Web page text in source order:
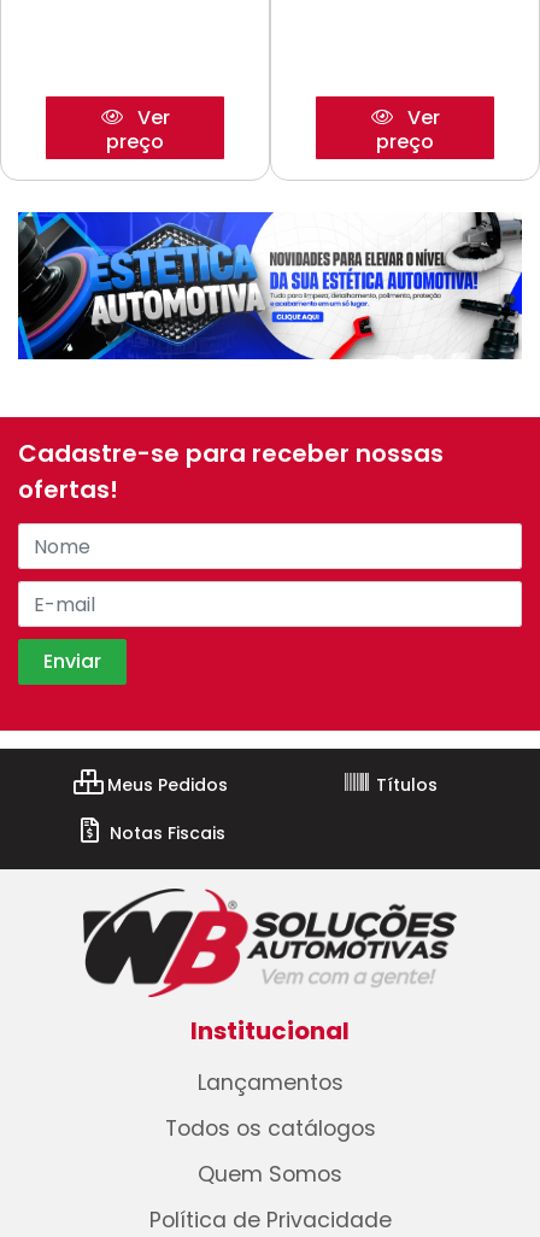
Ver
preço
Ver
preço
Cadastre-se para receber nossas
ofertas!
Meus Pedidos
Títulos
Notas Fiscais
Institucional
Lançamentos
Todos os catálogos
Quem Somos
Política de Privacidade